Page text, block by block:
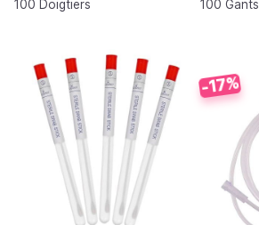
sur 5
100 Doigtiers
sur 5
100 Gants
-17%